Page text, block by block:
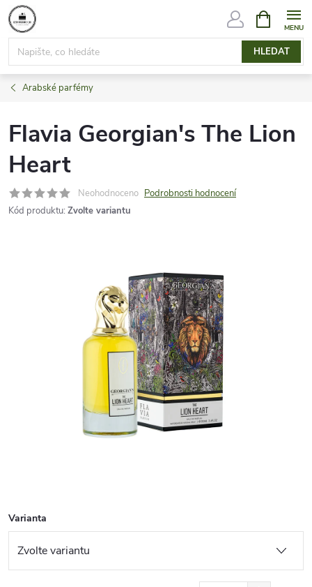
Přejít
na
obsah
HLEDAT
NÁKUPNÍ
KOŠÍK
Arabské parfémy
Flavia Georgian's The Lion
Heart
Neohodnoceno Podrobnosti hodnocení
Kód produktu: Zvolte variantu
Varianta